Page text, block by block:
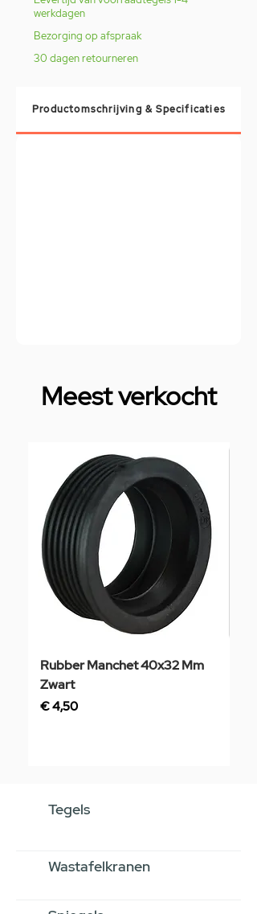
werkdagen
Bezorging op afspraak
30 dagen retourneren
Productomschrijving & Specificaties
Meest verkocht
Rubber Manchet 40x32 Mm
Zwart
Prijs
€ 4,50
Tegels
Wastafelkranen